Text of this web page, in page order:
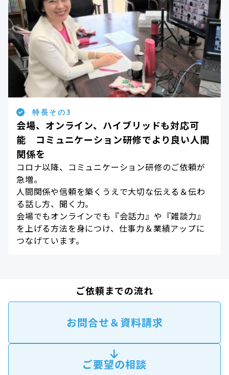
特長その3
会場、オンライン、ハイブリッドも対応可
能 コミュニケーション研修でより良い人間
関係を
コロナ以降、コミュニケーション研修のご依頼が
急増。
人間関係や信頼を築くうえで大切な伝える＆伝わ
る話し方、聞く力。
会場でもオンラインでも『会話力』や『雑談力』
を上げる方法を身につけ、仕事力＆業績アップに
つなげています。
ご依頼までの流れ
お問合せ＆資料請求
ご要望の相談